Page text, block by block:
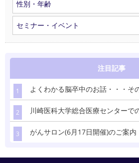
性別・年齢
セミナー・イベント
注目記事
1 よくわかる脳卒中のお話・・・そ
2 川崎医科大学総合医療センターで
3 がんサロン(6月17日開催)のご案内